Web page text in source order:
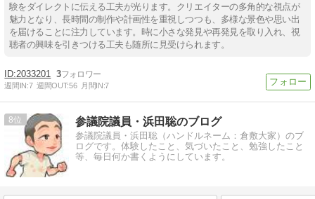
験をダイレクトに伝える工夫が光ります。クリエイターの多角的な視点が
魅力となり、長時間の制作や計画性を重視しつつも、多様な景色や思い出
を届けることに注力しています。時に小さな発見や再発見を取り入れ、視
聴者の興味を引きつける工夫も随所に見受けられます。
2033201 3
週間IN:7 週間OUT:56 月間IN:7
8 参議院議員・浜田聡のブログ
参議院議員・浜田聡（ハンドルネーム：倉敷大家）のブ
ログです。体験したこと、気づいたこと、勉強したこと
等、毎日何か書くようにしています。